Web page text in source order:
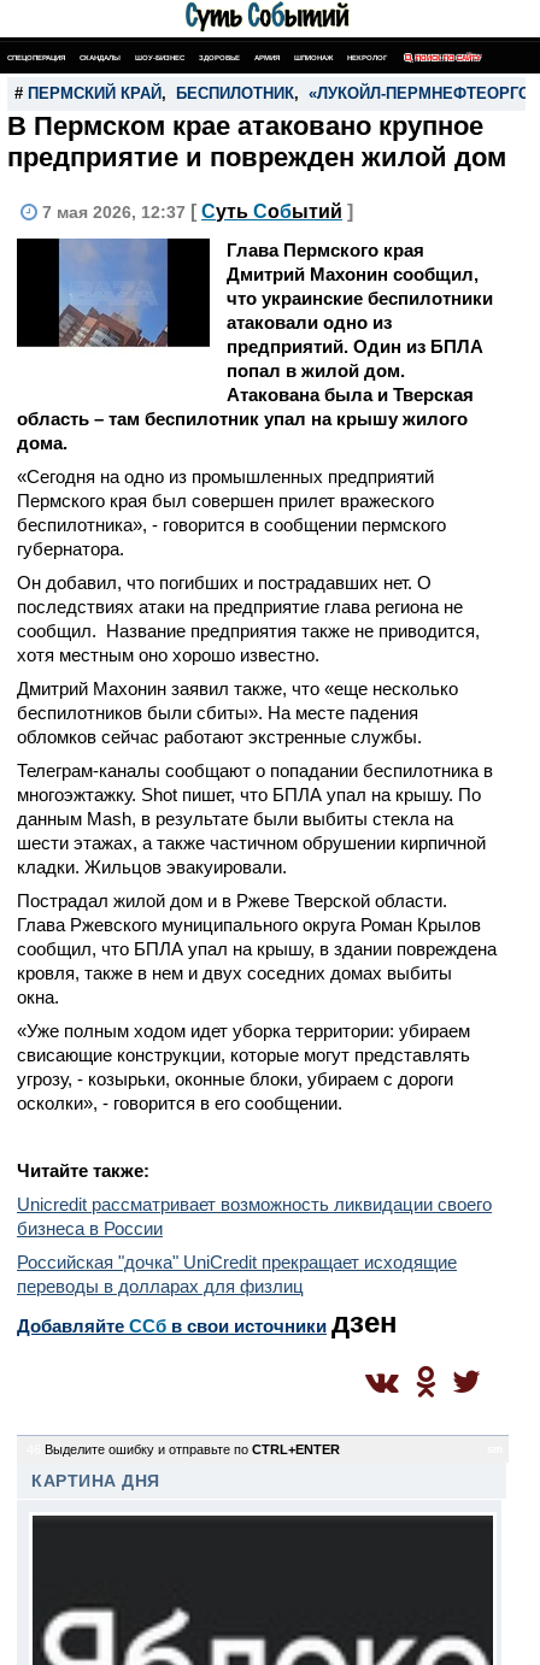
СПЕЦОПЕРАЦИЯ СКАНДАЛЫ ШОУ-БИЗНЕС ЗДОРОВЬЕ АРМИЯ ШПИОНАЖ НЕКРОЛОГ ПОИСК ПО САЙТУ
# ПЕРМСКИЙ КРАЙ , БЕСПИЛОТНИК, «ЛУКОЙЛ-
В Пермском крае атаковано крупное
предприятие и поврежден жилой дом
7 мая 2026, 12:37 [ Суть Событий ]
Глава Пермского края
Дмитрий Махонин сообщил,
что украинские беспилотники
атаковали одно из
предприятий. Один из БПЛА
попал в жилой дом.
Атакована была и Тверская
область – там беспилотник упал на крышу жилого
дома.
«Сегодня на одно из промышленных предприятий
Пермского края был совершен прилет вражеского
беспилотника», - говорится в сообщении пермского
губернатора.
Он добавил, что погибших и пострадавших нет. О
последствиях атаки на предприятие глава региона не
сообщил. Название предприятия также не приводится,
хотя местным оно хорошо известно.
Дмитрий Махонин заявил также, что «еще несколько
беспилотников были сбиты». На месте падения
обломков сейчас работают экстренные службы.
Телеграм-каналы сообщают о попадании беспилотника в
многоэжтажку. Shot пишет, что БПЛА упал на крышу. По
данным Mash, в результате были выбиты стекла на
шести этажах, а также частичном обрушении кирпичной
кладки. Жильцов эвакуировали.
Пострадал жилой дом и в Ржеве Тверской области.
Глава Ржевского муниципального округа Роман Крылов
сообщил, что БПЛА упал на крышу, в здании повреждена
кровля, также в нем и двух соседних домах выбиты
окна.
«Уже полным ходом идет уборка территории: убираем
свисающие конструкции, которые могут представлять
угрозу, - козырьки, оконные блоки, убираем с дороги
осколки», - говорится в его сообщении.
Читайте также:
Unicredit рассматривает возможность ликвидации своего
бизнеса в России
Российская "дочка" UniCredit прекращает исходящие
переводы в долларах для физлиц
Добавляйте CСб в свои источники дзен
Выделите ошибку и отправьте по CTRL+ENTER
КАРТИНА ДНЯ